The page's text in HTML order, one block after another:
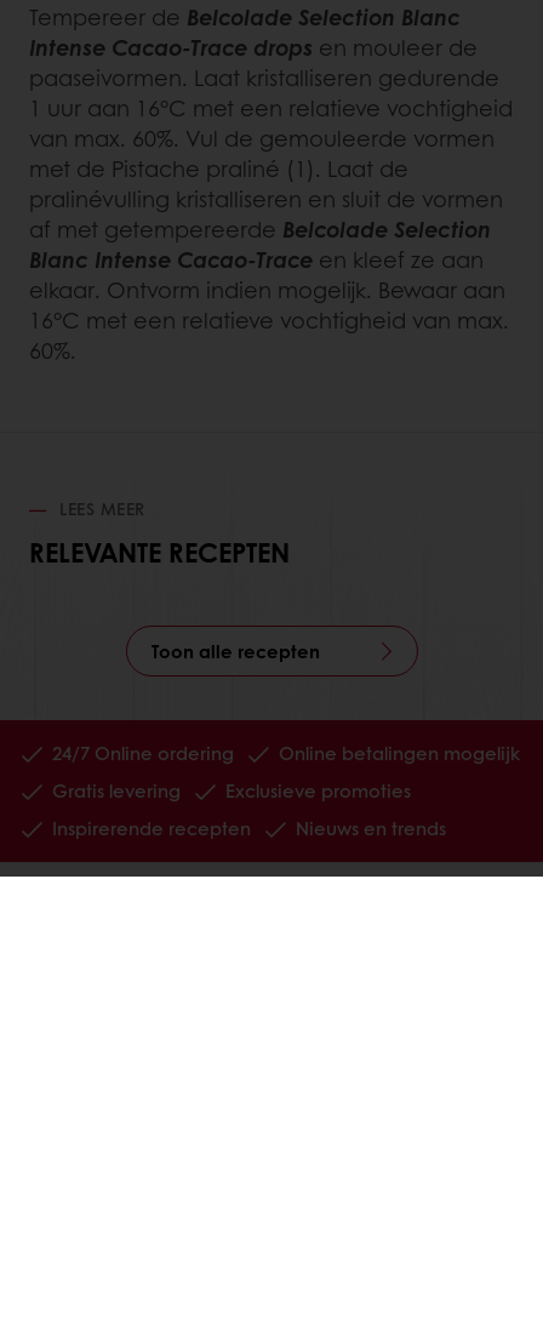
Tempereer de Belcolade Selection Blanc
Intense Cacao-Trace drops en mouleer de
paaseivormen. Laat kristalliseren gedurende
1 uur aan 16°C met een relatieve vochtigheid
van max. 60%. Vul de gemouleerde vormen
met de Pistache praliné (1). Laat de
pralinévulling kristalliseren en sluit de vormen
af met getempereerde Belcolade Selection
Blanc Intense Cacao-Trace en kleef ze aan
elkaar. Ontvorm indien mogelijk. Bewaar aan
16°C met een relatieve vochtigheid van max.
60%.
LEES MEER
RELEVANTE RECEPTEN
Toon alle recepten
24/7 Online ordering
Online betalingen mogelijk
Gratis levering
Exclusieve promoties
Inspirerende recepten
Nieuws en trends